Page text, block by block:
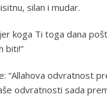
silan i mudar.
koga Ti toga dana
biti!”
“Allahova odvratnost
odvratnosti sada